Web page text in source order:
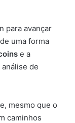
para avançar
uma forma
e a
de
mesmo que o
caminhos